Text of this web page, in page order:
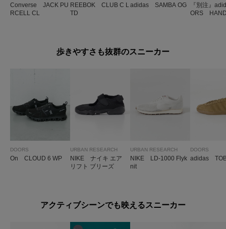
Converse JACK PU
RCELL CL
REEBOK CLUB C L
TD
adidas SAMBA OG
『別注』
ORS
歩きやすさも抜群のスニーカー
DOORS
On CLOUD 6 WP
URBAN RESEARCH
NIKE ナイキ エア
リフト ブリーズ
URBAN RESEARCH
NIKE LD-1000 Flyk
nit
DOORS
adidas
アクティブシーンでも映えるスニーカー